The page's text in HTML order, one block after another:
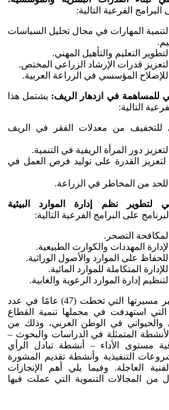
الفرعية التالية:
لتنمية المهارات في مجال تحليل السياسات
التعليم والتأهيل المهني.
لتعزيز قدرات الإرشاد الزراعي المختص.
للإصلاح المؤسسي في الزراعة العربية.
للمساهمة في ازدهار الريف: يشتمل هذا
التالية:
للتخفيف من معدلات الفقر في الريف
دور المرأة الريفية في التنمية.
لتعزيز القدرة على توليد فرص العمل في
للحد من المخاطر في الزراعة.
لتطوير نظم إدارة الموارد البيئية
على البرامج الفرعية التالية:
لمكافحة التصحر.
المهددات والكوارث الطبيعية.
على الموارد والأصول الوراثية.
المتكاملة للموارد المائية.
إدارة الموارد الرعوية والغابية.
عملت المنظمة عبر مسيرتها التي تخطت (47) عامًا في عدد
التي استهدفت في مجملها تنمية القطاع
والحيواني في الوطن العربي، وذلك من
المتمثلة في الدراسات والبحوث –
مستوى الأداء – أنشطة تبادل الرأي
التنفيذية وأنشطة تقديم المشورة
العاجلة. وفيما يلي أهم الإنجازات
من المجالات التنموية التي عملت فيها